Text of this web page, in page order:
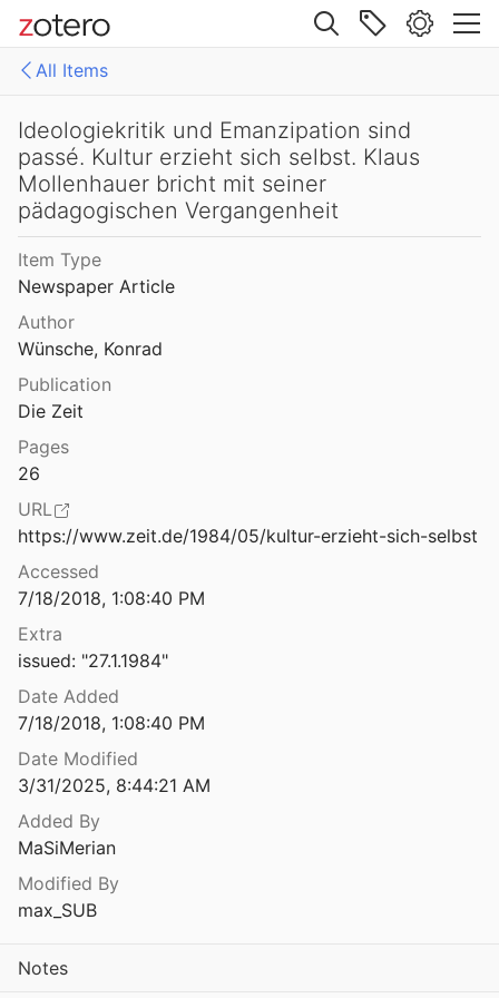
Site navigation
All Items
Gesamtausgabe (KMG)
All Items
1: Klaus Mollenhauer: Werke
3: Archivdokumente
Ideologiekritik und Emanzipation sind
passé. Kultur erzieht sich selbst. Klaus
Mollenhauer bricht mit seiner
pädagogischen Vergangenheit
Item Type
Newspaper Article
Author
Wünsche, Konrad
Publication
Die Zeit
Pages
26
URL
https://www.zeit.de/1984/05/kultur-erzieht-sich-selbst
Accessed
7/18/2018, 1:08:40 PM
Extra
issued: "27.1.1984"
Date Added
7/18/2018, 1:08:40 PM
Date Modified
3/31/2025, 8:44:21 AM
Added By
MaSiMerian
Modified By
max_SUB
Notes